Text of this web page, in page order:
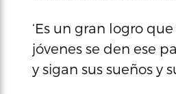
‘Es un gran logro
jóvenes se den ese
y sigan sus sueños y